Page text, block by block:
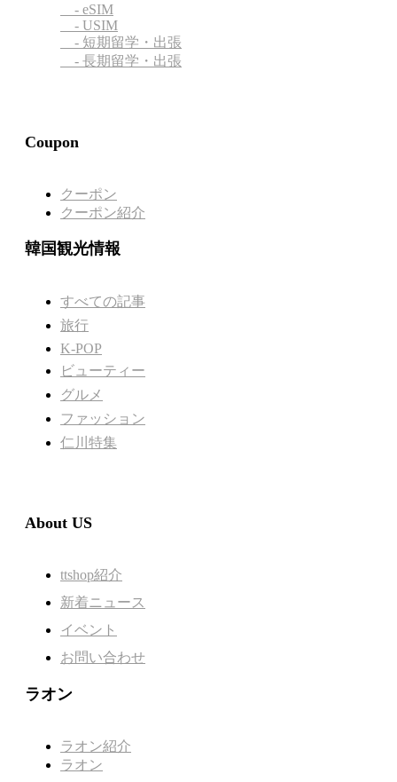
- eSIM
- USIM
- 短期留学・出張
- 長期留学・出張
Coupon
クーポン
クーポン紹介
韓国観光情報
すべての記事
旅行
K-POP
ビューティー
グルメ
ファッション
仁川特集
About US
ttshop紹介
新着ニュース
イベント
お問い合わせ
ラオン
ラオン紹介
ラオン